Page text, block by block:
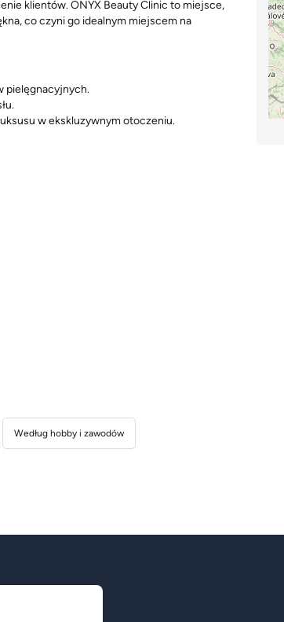
klientów. ONYX Beauty Clinic to miejsce,
co czyni go idealnym miejscem na
pielęgnacyjnych.
w ekskluzywnym otoczeniu.
Według hobby i zawodów